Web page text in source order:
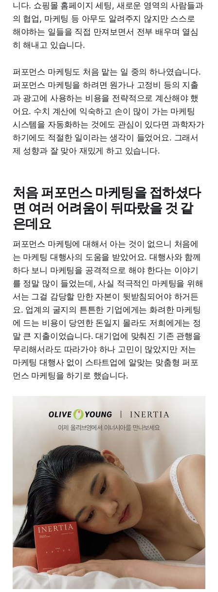
니다. 쇼핑몰 홈페이지 세팅, 새로운 영역의 사람들과
의 협업, 마케팅 등 아무도 알려주지 않지만 스스로
해야하는 일들을 직접 만져보면서 전부 배우며 열심
히 해내고 있습니다.
퍼포먼스 마케팅도 처음 맡는 일 중의 하나였습니다.
퍼포먼스 마케팅을 하려면 원가나 고정비 등의 지출
과 광고에 사용하는 비용을 전략적으로 계산해야 했
어요. 수치 계산에 익숙하고 손이 많이 가는 마케팅
시스템을 자동화하는 것에도 관심이 있다면 과학자가
하기에도 적절한 일이라는 생각이 들었어요. 그래서
제 성향과 잘 맞아 재밌게 하고 있습니다.
처음 퍼포먼스 마케팅을 접하셨다
면 여러 어려움이 뒤따랐을 것 같
은데요
퍼포먼스 마케팅에 대해서 아는 것이 없으니 처음에
는 마케팅 대행사의 도움을 받았어요. 대행사와 함께
하다 보니 마케팅을 공격적으로 해야 한다는 이야기
를 정말 많이 들었는데, 사실 적극적인 마케팅을 위해
서는 그걸 감당할 만한 자본이 뒷받침되어야 하거든
요. 업계의 굴지의 튼튼한 기업에게는 화려한 마케팅
에 드는 비용이 당연한 돈일지 몰라도 저희에게는 정
말 큰 지출이었습니다. 대기업에 맞춰진 기존 관행을
무리해서라도 따라가야 하나 고민이 많았지만 저는
마케팅 대행사 없이 스타트업에 알맞는 맞춤형 퍼포
먼스 마케팅을 하기로 했습니다.